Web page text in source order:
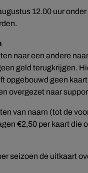
12.00 uur
naar een andere
geld terugkrijgen.
opgebouwd geen
overgezet naar
van naam (tot de
€2,50 per kaart die
seizoen de uitkaart